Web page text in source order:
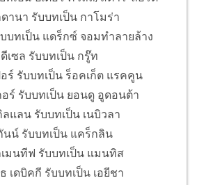
านา รับบทเป็น กาโมร่า
บทเป็น แดร็กซ์ จอมทำลายล้าง
เซล รับบทเป็น กรู๊ท
ร์ รับบทเป็น ร็อคเก็ต แรคคูน
อร์ รับบทเป็น ยอนดู อูดอนต้า
ลแลน รับบทเป็น เนบิวลา
น์ รับบทเป็น แคร็กลิน
มนทีฟ รับบทเป็น แมนทิส
เดบิคกี รับบทเป็น เอยีชา